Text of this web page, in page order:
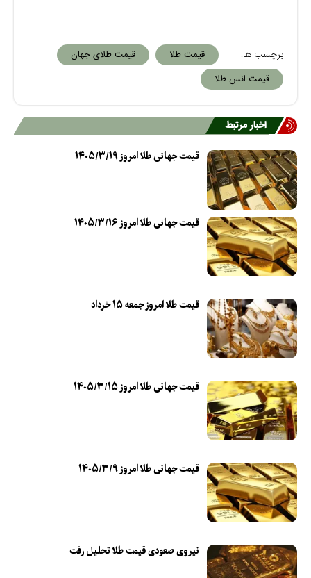
برچسب ها: قیمت طلا
قیمت طلای جهان
قیمت انس طلا
اخبار مرتبط
قیمت جهانی طلا امروز ۱۴۰۵/۳/۱۹
قیمت جهانی طلا امروز ۱۴۰۵/۳/۱۶
قیمت طلا امروز جمعه ۱۵ خرداد
قیمت جهانی طلا امروز ۱۴۰۵/۳/۱۵
قیمت جهانی طلا امروز ۱۴۰۵/۳/۹
نیروی صعودی قیمت طلا تحلیل رفت